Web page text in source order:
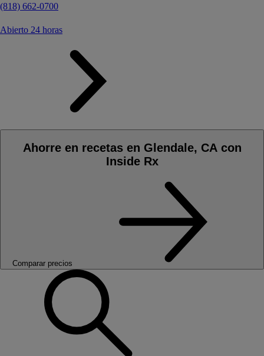
(818) 662-0700
Abierto 24 horas
Ahorre en recetas en Glendale, CA con
Inside Rx
Comparar precios